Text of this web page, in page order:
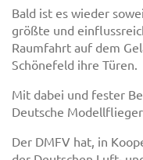
Bald ist es wieder
größte und
Raumfahrt auf dem
Schönefeld ihre Türen.
Mit dabei und fester
Deutsche Modellflieger
Der DMFV hat, in